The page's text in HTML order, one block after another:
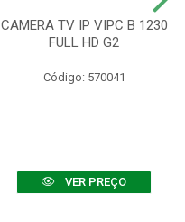
CAMERA TV IP VIPC B 1230
FULL HD G2
Código: 570041
VER PREÇO